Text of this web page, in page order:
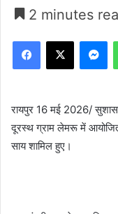
2 minutes
Facebook
X
रायपुर 16 मई 2026/
दूरस्थ ग्राम लेमरू में आयोजित
साय शामिल हुए।